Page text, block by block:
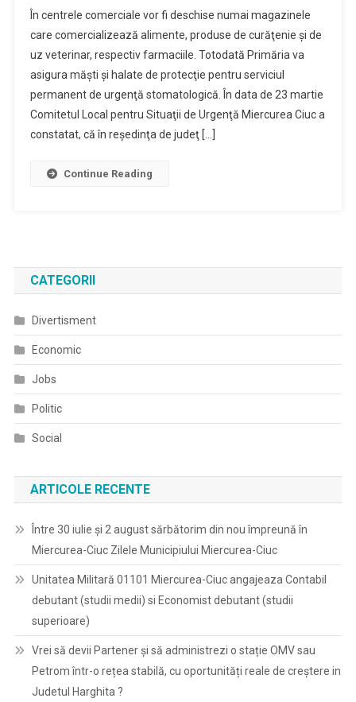
Partiala
La
Doua
Centre
Comerciale
În centrele comerciale vor fi deschise numai magazinele
care comercializează alimente, produse de curăţenie şi de
uz veterinar, respectiv farmaciile. Totodată Primăria va
asigura măşti şi halate de protecţie pentru serviciul
permanent de urgenţă stomatologică. În data de 23 martie
Comitetul Local pentru Situaţii de Urgenţă Miercurea Ciuc a
constatat, că în reşedinţa de judeţ […]
Continue Reading
CATEGORII
Divertisment
Economic
Jobs
Politic
Social
ARTICOLE RECENTE
Între 30 iulie și 2 august sărbătorim din nou împreună în
Miercurea-Ciuc Zilele Municipiului Miercurea-Ciuc
Unitatea Militară 01101 Miercurea-Ciuc angajeaza Contabil
debutant (studii medii) si Economist debutant (studii
superioare)
Vrei să devii Partener și să administrezi o stație OMV sau
Petrom într-o rețea stabilă, cu oportunități reale de creștere in
Judetul Harghita ?